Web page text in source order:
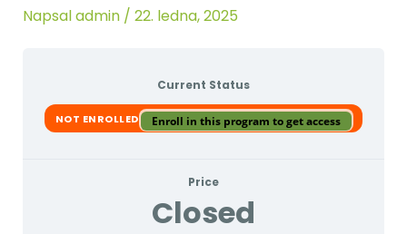
Napsaladmin / 22. ledna, 2025
Current Status
NOT ENROLLED Enroll in this program to get access
Price
Closed